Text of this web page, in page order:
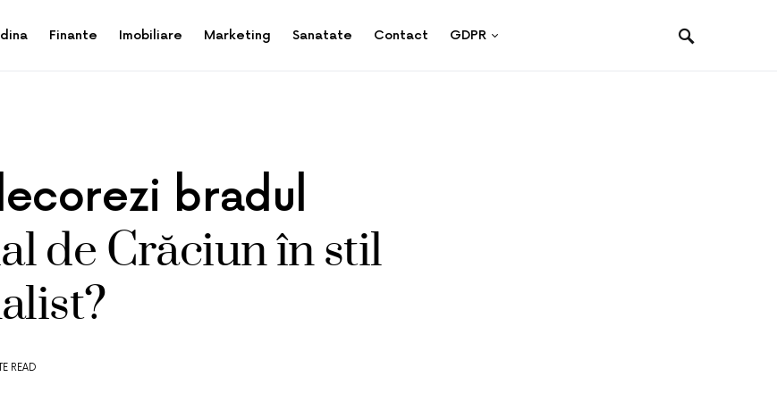
Finante Imobiliare Marketing Sanatate Contact GDPR
bradul
de Crăciun în stil
READ